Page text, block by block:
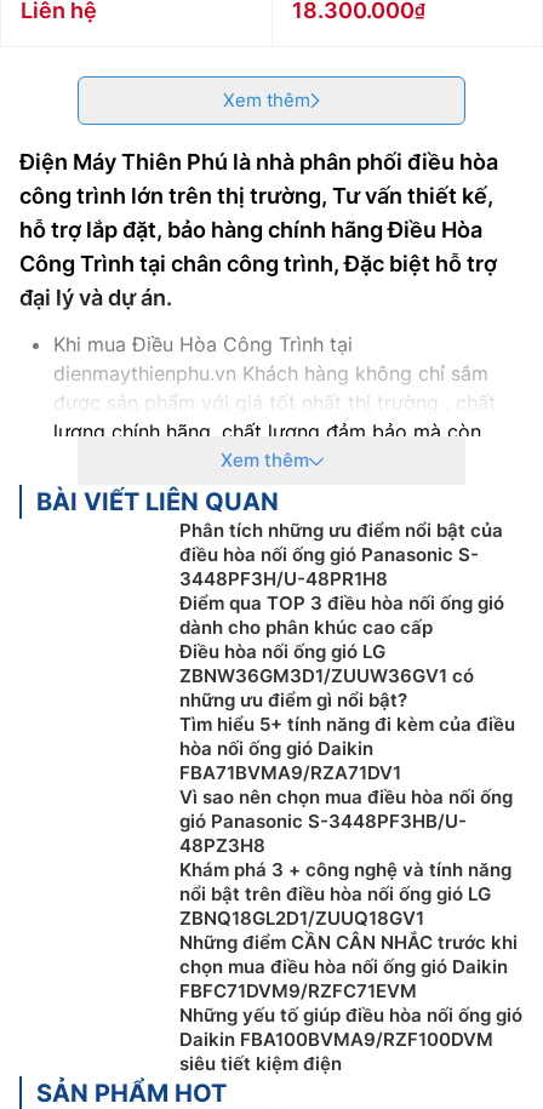
Liên hệ 18.300.000
Xem thêm
Điện Máy Thiên Phú là nhà phân phối điều hòa
công trình lớn trên thị trường, Tư vấn thiết kế,
hỗ trợ lắp đặt, bảo hàng chính hãng Điều Hòa
Công Trình tại chân công trình, Đặc biệt hỗ trợ
đại lý và dự án.
Khi mua Điều Hòa Công Trình tại
dienmaythienphu.vn Khách hàng không chỉ sắm
được sản phẩm với giá tốt nhất thị trường , chất
lượng chính hãng, chất lượng đảm bảo mà còn
nhận được rất nhiều chính sách ưu đãi cho khác:
Cam kết Giá Điều Hòa Công Trình tốt nhất thị
trường với 100% sản phẩm chính hãng
Thanh toán khi mua Điều Hòa Công Trình thuận
tiện, bằng tiền mặt, Sec hoặc chuyển khoản
Để được tư vấn miễn phí, hỗ trợ kỹ thuật, hướng
dẫn sử dụng quý khách hàng vui lòng liên hệ:
Nếu khách hàng có như cầu mua Điều Hòa Công
Trình số lượng lớn, hoặc Đại lý bán buôn vui lòng
liên hệ: 0983262323 để nhận được tư vấn về giá
cũng như hỗ trợ tốt nhất
Khách hàng là nhà thầu, Xây dựng công trình lớn
muốn hỗ trợ về thiết kế, tư vấn về kỹ thuật cũng
như cần kỹ thuật viên thi công lắp đặt tại công
trình vui lòng Liên Hệ: 0983666996
Khách hàng ở Khu vực Ninh Bình xin vui lòng liên
hệ: 0912339019
Khách hàng ở Khu vực Vĩnh Phúc xin vui lòng liên
hệ: 0982067318
Khách hàng ở Khu vực Bắc Giang xin vui lòng liên
hệ: 0983666996
Xem thêm
BÀI VIẾT LIÊN QUAN
Phân tích những ưu điểm nổi bật của
điều hòa nối ống gió Panasonic S-
3448PF3H/U-48PR1H8
Điểm qua TOP 3 điều hòa nối ống gió
dành cho phân khúc cao cấp
Điều hòa nối ống gió LG
ZBNW36GM3D1/ZUUW36GV1 có
những ưu điểm gì nổi bật?
Tìm hiểu 5+ tính năng đi kèm của điều
hòa nối ống gió Daikin
FBA71BVMA9/RZA71DV1
Vì sao nên chọn mua điều hòa nối ống
gió Panasonic S-3448PF3HB/U-
48PZ3H8
Khám phá 3 + công nghệ và tính năng
nổi bật trên điều hòa nối ống gió LG
ZBNQ18GL2D1/ZUUQ18GV1
Những điểm CẦN CÂN NHẮC trước khi
chọn mua điều hòa nối ống gió Daikin
FBFC71DVM9/RZFC71EVM
Những yếu tố giúp điều hòa nối ống gió
Daikin FBA100BVMA9/RZF100DVM
siêu tiết kiệm điện
SẢN PHẨM HOT